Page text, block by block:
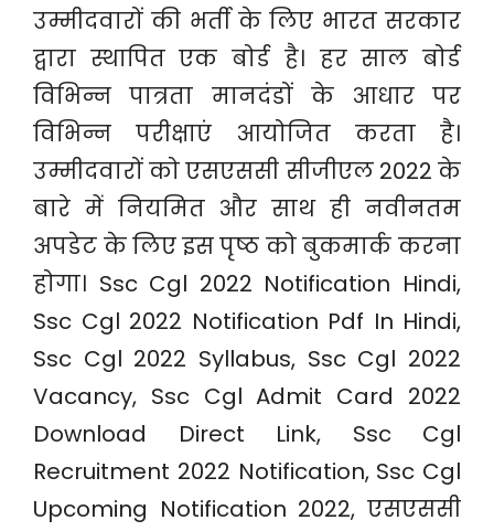
उम्मीदवारों की भर्ती के लिए भारत सरकार
द्वारा स्थापित एक बोर्ड है। हर साल बोर्ड
विभिन्न पात्रता मानदंडों के आधार पर
विभिन्न परीक्षाएं आयोजित करता है।
उम्मीदवारों को एसएससी सीजीएल 2022 के
बारे में नियमित और साथ ही नवीनतम
अपडेट के लिए इस पृष्ठ को बुकमार्क करना
होगा। Ssc Cgl 2022 Notification Hindi,
Ssc Cgl 2022 Notification Pdf In Hindi,
Ssc Cgl 2022 Syllabus, Ssc Cgl 2022
Vacancy, Ssc Cgl Admit Card 2022
Download Direct Link, Ssc Cgl
Recruitment 2022 Notification, Ssc Cgl
Upcoming Notification 2022, एसएससी